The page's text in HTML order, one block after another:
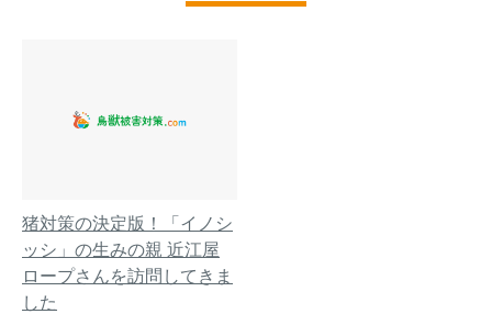
猪対策の決定版！「イノシ
ッシ」の生みの親 近江屋
ロープさんを訪問してきま
した